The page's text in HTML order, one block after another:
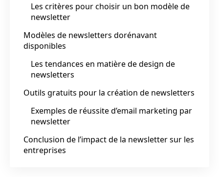
Les critères pour choisir un bon modèle de
newsletter
Modèles de newsletters dorénavant
disponibles
Les tendances en matière de design de
newsletters
Outils gratuits pour la création de newsletters
Exemples de réussite d’email marketing par
newsletter
Conclusion de l’impact de la newsletter sur les
entreprises